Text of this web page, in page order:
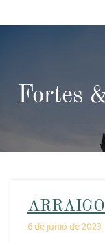
Fortes
6 de junio de 2023